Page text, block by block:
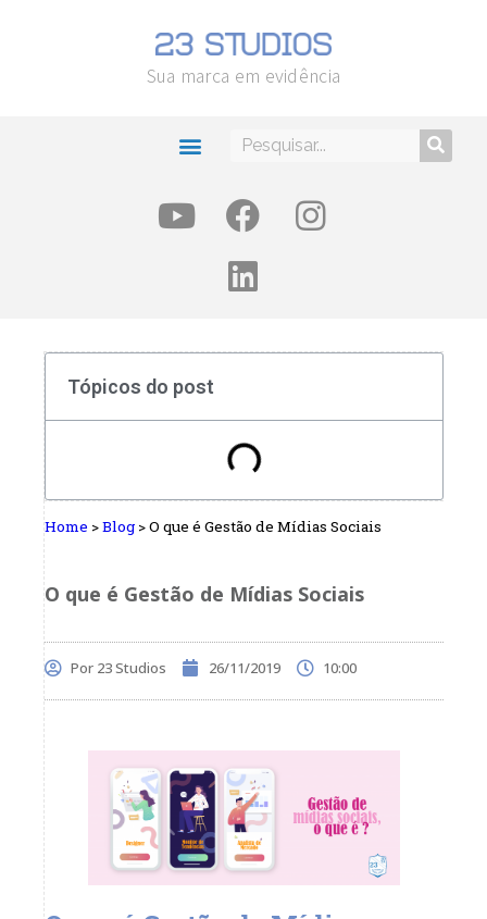
Sua marca em evidência
Tópicos do post
Home >Blog >O que é Gestão de Mídias Sociais
O que é Gestão de Mídias Sociais
Por 23 Studios 26/11/2019 10:00